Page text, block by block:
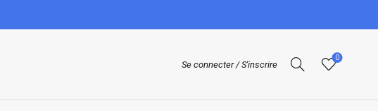
Se connecter / S'inscrire
0